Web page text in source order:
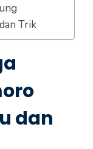
Trik
dan